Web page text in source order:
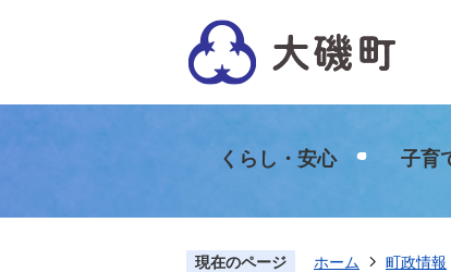
くらし・安心 子育
現在のページ ホーム 町政情報